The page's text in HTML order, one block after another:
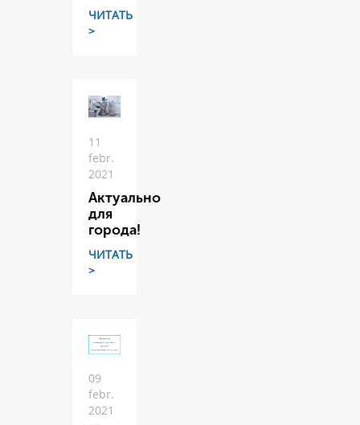
ЧИТАТЬ
>
11
febr.
2021
Актуально
для
города!
ЧИТАТЬ
>
09
febr.
2021